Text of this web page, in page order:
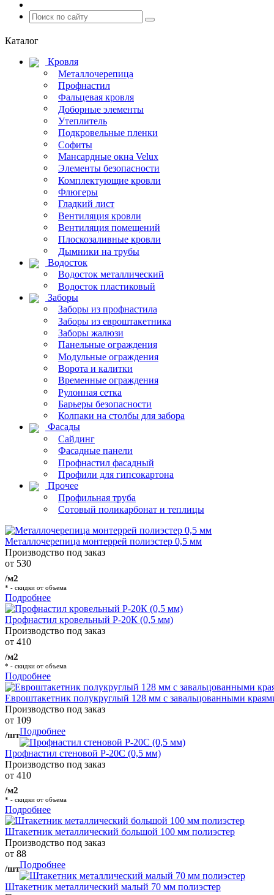
Каталог
Кровля
Металлочерепица
Профнастил
Фальцевая кровля
Доборные элементы
Утеплитель
Подкровельные пленки
Софиты
Мансардные окна Velux
Элементы безопасности
Комплектующие кровли
Флюгеры
Гладкий лист
Вентиляция кровли
Вентиляция помещений
Плоскозаливные кровли
Дымники на трубы
Водосток
Водосток металлический
Водосток пластиковый
Заборы
Заборы из профнастила
Заборы из евроштакетника
Заборы жалюзи
Панельные ограждения
Модульные ограждения
Ворота и калитки
Временные ограждения
Рулонная сетка
Барьеры безопасности
Колпаки на столбы для забора
Фасады
Сайдинг
Фасадные панели
Профнастил фасадный
Профили для гипсокартона
Прочее
Профильная труба
Сотовый поликарбонат и теплицы
Металлочерепица монтеррей полиэстер 0,5 мм
Производство под заказ
от 530
/м2
* - скидки от объема
Подробнее
Профнастил кровельный Р-20К (0,5 мм)
Производство под заказ
от 410
/м2
* - скидки от объема
Подробнее
Евроштакетник полукруглый 128 мм с завальцованными
Производство под заказ
от 109
/штПодробнее
Профнастил стеновой Р-20С (0,5 мм)
Производство под заказ
от 410
/м2
* - скидки от объема
Подробнее
Штакетник металлический большой 100 мм полиэстер
Производство под заказ
от 88
/штПодробнее
Штакетник металлический малый 70 мм полиэстер